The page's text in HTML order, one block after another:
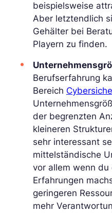
beispielsweise
Aber letztendlich
Gehälter bei
Playern zu finden.
Berufserfahrung
Bereich
der begrenzten
kleineren
sehr interessant
mittelständische
vor allem wenn du
Erfahrungen
geringeren
mehr